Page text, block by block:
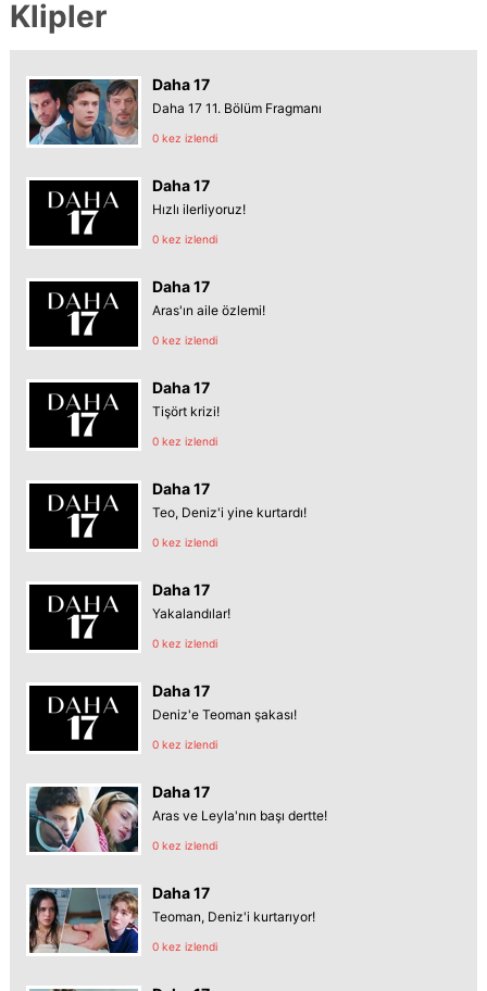
Klipler
Daha 17
Daha 17 11. Bölüm Fragmanı
0 kez izlendi
Daha 17
Hızlı ilerliyoruz!
0 kez izlendi
Daha 17
Aras'ın aile özlemi!
0 kez izlendi
Daha 17
Tişört krizi!
0 kez izlendi
Daha 17
Teo, Deniz'i yine kurtardı!
0 kez izlendi
Daha 17
Yakalandılar!
0 kez izlendi
Daha 17
Deniz'e Teoman şakası!
0 kez izlendi
Daha 17
Aras ve Leyla'nın başı dertte!
0 kez izlendi
Daha 17
Teoman, Deniz'i kurtarıyor!
0 kez izlendi